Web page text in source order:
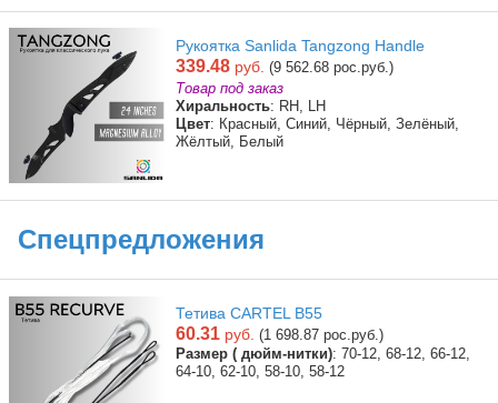
Рукоятка Sanlida Tangzong Handle
339.48 руб. (9 562.68 рос.руб.)
Товар под заказ
Хиральность: RH, LH
Цвет: Красный, Синий, Чёрный, Зелёный,
Жёлтый, Белый
Спецпредложения
Тетива CARTEL B55
60.31 руб. (1 698.87 рос.руб.)
Размер ( дюйм-нитки): 70-12, 68-12, 66-12,
64-10, 62-10, 58-10, 58-12